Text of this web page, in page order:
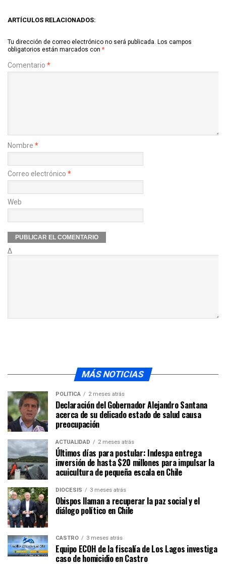
ARTÍCULOS RELACIONADOS:
Tu dirección de correo electrónico no será publicada. Los campos
obligatorios están marcados con *
Comentario *
Nombre *
Correo electrónico *
Web
Δ
MÁS NOTICIAS
POLÍTICA 2 meses atrás
Declaración del Gobernador Alejandro Santana
acerca de su delicado estado de salud causa
preocupación
ACTUALIDAD 2 meses atrás
Últimos días para postular: Indespa entrega
inversión de hasta $20 millones para impulsar la
acuicultura de pequeña escala en Chile
DIÓCESIS 3 meses atrás
Obispos llaman a recuperar la paz social y el
diálogo político en Chile
CASTRO 3 meses atrás
Equipo ECOH de la fiscalía de Los Lagos investiga
caso de homicidio en Castro